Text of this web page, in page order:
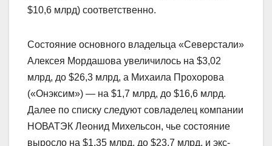
$10,6 млрд) соответственно.
Состояние основного владельца «Северстали»
Алексея Мордашова увеличилось на $3,02
млрд, до $26,3 млрд, а Михаила Прохорова
(«Онэксим») — на $1,7 млрд, до $16,6 млрд.
Далее по списку следуют совладелец компании
НОВАТЭК Леонид Михельсон, чье состояние
выросло на $1,35 млрд, до $23,7 млрд, и экс-